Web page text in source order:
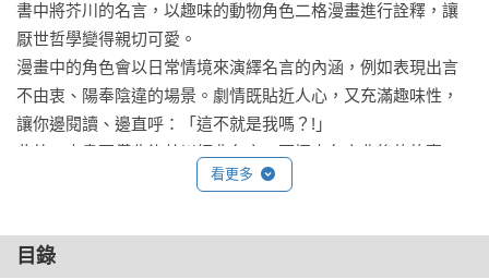
書中將芥川的名言，以趣味的動物角色二格漫畫進行詮釋，讓
厭世哲學變得親切可愛。
漫畫中的角色會以日常情境來演繹名言的內涵，例如表現出言
不由衷、陽奉陰違的場景。劇情既貼近人心，又充滿趣味性，
讓你邊閱讀、邊直呼：「這不就是我嗎？!」
此外，本書不僅收錄芥川經典名言，更探索名言背後的故事，
包含芥川龍之介的作品、人生經歷和思考脈絡。書中並穿插多
學業優秀）、他與夏目漱石、志賀直哉、菊池寬等文豪的關
係，以及許多個人軼事，讓讀者能對這位文學鬼才有更多認
看更多
目錄